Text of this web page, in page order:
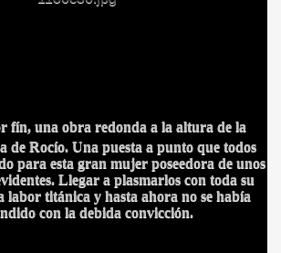
fín, una obra redonda a la altura de la
de Rocío. Una puesta a punto que todos
para esta gran mujer poseedora de unos
Llegar a plasmarlos con toda su
labor titánica y hasta ahora no se había
con la debida convicción.